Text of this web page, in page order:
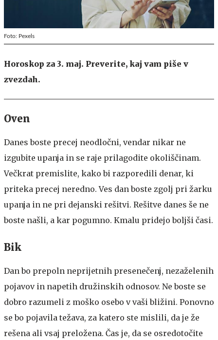
Foto: Pexels
Horoskop za 3. maj. Preverite, kaj vam piše v
zvezdah.
Oven
Danes boste precej neodločni, vendar nikar ne
izgubite upanja in se raje prilagodite okoliščinam.
Večkrat premislite, kako bi razporedili denar, ki
priteka precej neredno. Ves dan boste zgolj pri žarku
upanja in ne pri dejanski rešitvi. Rešitve danes še ne
boste našli, a kar pogumno. Kmalu pridejo boljši časi.
Bik
Dan bo prepoln neprijetnih presenečenj, nezaželenih
pojavov in napetih družinskih odnosov. Ne boste se
dobro razumeli z moško osebo v vaši bližini. Ponovno
se bo pojavila težava, za katero ste mislili, da je že
rešena ali vsaj preložena. Čas je, da se osredotočite